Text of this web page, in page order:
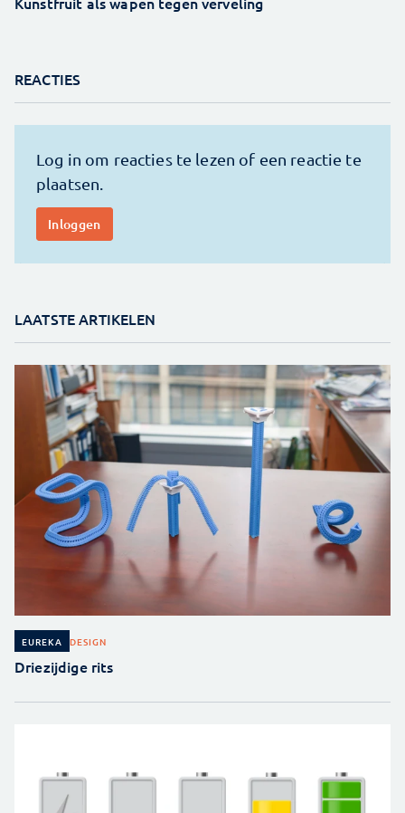
REACTIES
LAATSTE ARTIKELEN
EUREKA DESIGN
Driezijdige rits